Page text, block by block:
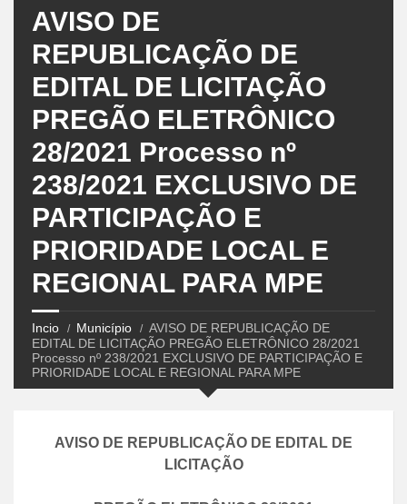
AVISO DE
REPUBLICAÇÃO DE
EDITAL DE LICITAÇÃO
PREGÃO ELETRÔNICO
28/2021 Processo nº
238/2021 EXCLUSIVO DE
PARTICIPAÇÃO E
PRIORIDADE LOCAL E
REGIONAL PARA MPE
Incio Município
AVISO DE REPUBLICAÇÃO DE
EDITAL DE LICITAÇÃO PREGÃO ELETRÔNICO 28/2021
Processo nº 238/2021 EXCLUSIVO DE PARTICIPAÇÃO E
PRIORIDADE LOCAL E REGIONAL PARA MPE
AVISO DE REPUBLICAÇÃO DE EDITAL DE
LICITAÇÃO